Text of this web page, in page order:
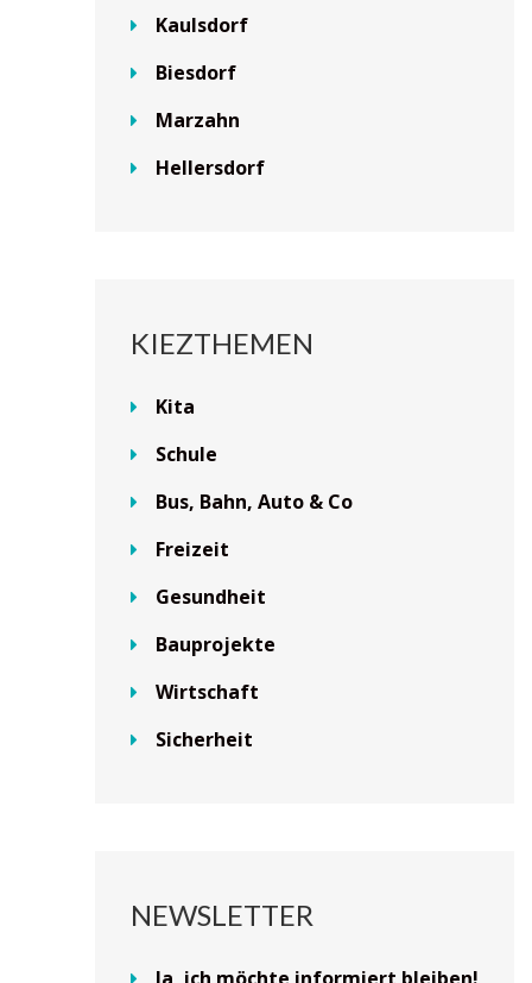
Kaulsdorf
Biesdorf
Marzahn
Hellersdorf
KIEZTHEMEN
Kita
Schule
Bus, Bahn, Auto & Co
Freizeit
Gesundheit
Bauprojekte
Wirtschaft
Sicherheit
NEWSLETTER